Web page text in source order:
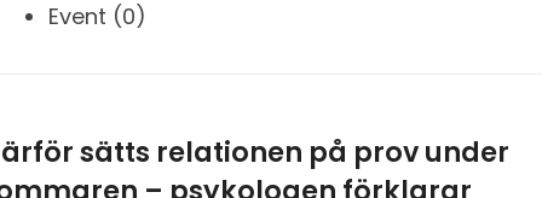
Event (0)
sätts relationen på prov under